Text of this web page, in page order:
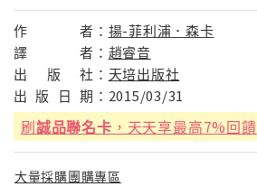
作 者： 揚-菲利浦．森卡
譯
者： 趙睿音
出
版 社： 天培出版社
出 版 日 期： 2015/03/31
刷誠品聯名卡 ，天天享最高7%回饋
大量採購團購專區